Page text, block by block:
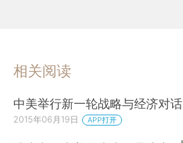
相关阅读
中美举行新一轮战略与经济对话
2015年06月19日 APP打开